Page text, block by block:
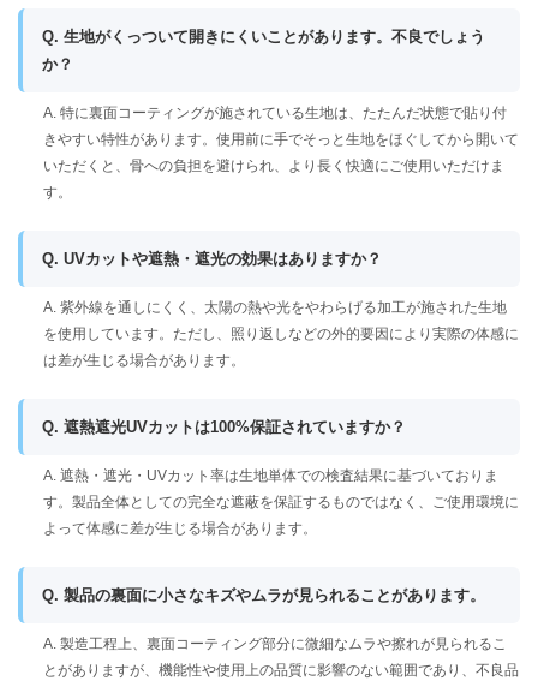
Q. 生地がくっついて開きにくいことがあります。不良でしょう
か？
A. 特に裏面コーティングが施されている生地は、たたんだ状態で貼り付
きやすい特性があります。使用前に手でそっと生地をほぐしてから開いて
いただくと、骨への負担を避けられ、より長く快適にご使用いただけま
す。
Q. UVカットや遮熱・遮光の効果はありますか？
A. 紫外線を通しにくく、太陽の熱や光をやわらげる加工が施された生地
を使用しています。ただし、照り返しなどの外的要因により実際の体感に
は差が生じる場合があります。
Q. 遮熱遮光UVカットは100%保証されていますか？
A. 遮熱・遮光・UVカット率は生地単体での検査結果に基づいておりま
す。製品全体としての完全な遮蔽を保証するものではなく、ご使用環境に
よって体感に差が生じる場合があります。
Q. 製品の裏面に小さなキズやムラが見られることがあります。
A. 製造工程上、裏面コーティング部分に微細なムラや擦れが見られるこ
とがありますが、機能性や使用上の品質に影響のない範囲であり、不良品